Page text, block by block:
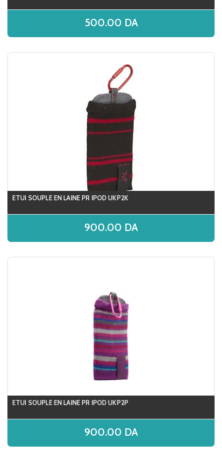
500.00 DA
ETUI SOUPLE EN LAINE PR IPOD UKP2K
900.00 DA
ETUI SOUPLE EN LAINE PR IPOD UKP2P
900.00 DA